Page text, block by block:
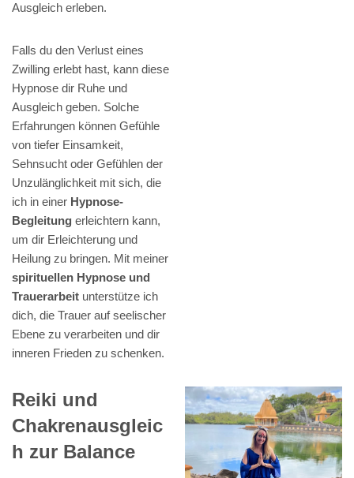
Ausgleich erleben.
Falls du den Verlust eines
Zwilling erlebt hast, kann diese
Hypnose dir Ruhe und
Ausgleich geben. Solche
Erfahrungen können Gefühle
von tiefer Einsamkeit,
Sehnsucht oder Gefühlen der
Unzulänglichkeit mit sich, die
ich in einer Hypnose-
Begleitung erleichtern kann,
um dir Erleichterung und
Heilung zu bringen. Mit meiner
spirituellen Hypnose und
Trauerarbeit unterstütze ich
dich, die Trauer auf seelischer
Ebene zu verarbeiten und dir
inneren Frieden zu schenken.
Reiki und
Chakrenausgleic
h zur Balance